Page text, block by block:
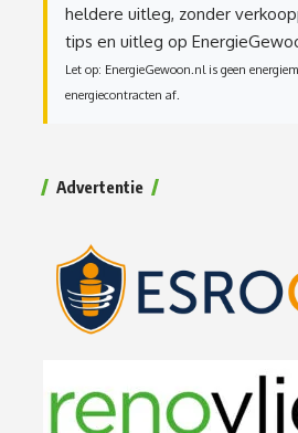
heldere uitleg, zonder
tips en uitleg op
Let op: EnergieGewoon.nl is geen
energiecontracten af.
Advertentie